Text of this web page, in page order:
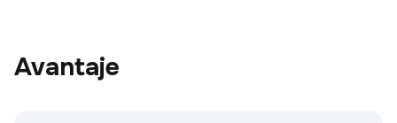
Avantaje